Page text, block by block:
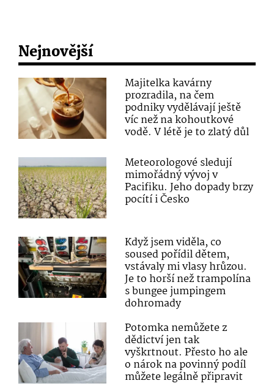
Nejnovější
Majitelka kavárny
prozradila, na čem
podniky vydělávají ještě
víc než na kohoutkové
vodě. V létě je to zlatý důl
Meteorologové sledují
mimořádný vývoj v
Pacifiku. Jeho dopady brzy
pocítí i Česko
Když jsem viděla, co
soused pořídil dětem,
vstávaly mi vlasy hrůzou.
Je to horší než trampolína
s bungee jumpingem
dohromady
Potomka nemůžete z
dědictví jen tak
vyškrtnout. Přesto ho ale
o nárok na povinný podíl
můžete legálně připravit